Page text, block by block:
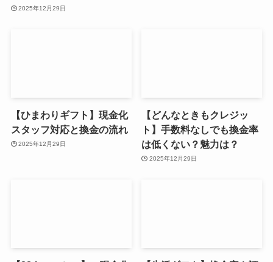
2025年12月29日
【ひまわりギフト】現金化
スタッフ対応と換金の流れ
2025年12月29日
【どんなときもクレジッ
ト】手数料なしでも換金率
は低くない？魅力は？
2025年12月29日